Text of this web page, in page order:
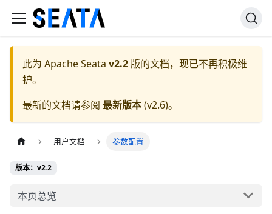
此为 Apache Seata v2.2 版的文档，现已不再积极维
护。
最新的文档请参阅 最新版本(v2.6)。
用户文档 参数配置
版本：v2.2
本页总览